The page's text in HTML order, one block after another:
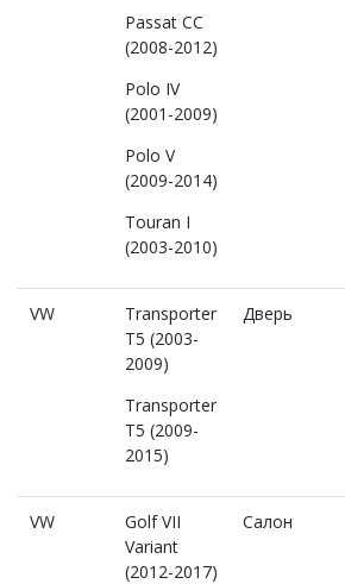
Passat CC
(2008-2012)
Polo IV
(2001-2009)
Polo V
(2009-2014)
Touran I
(2003-2010)
VW
Transporter
T5 (2003-
2009)
Transporter
T5 (2009-
2015)
Дверь
VW
Golf VII
Variant
(2012-2017)
Салон